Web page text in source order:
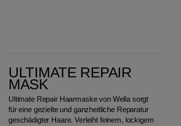
ULTIMATE REPAIR
MASK
Ultimate Repair Haarmaske von Wella sorgt
für eine gezielte und ganzheitliche Reparatur
geschädigter Haare. Verleiht feinem, lockigem